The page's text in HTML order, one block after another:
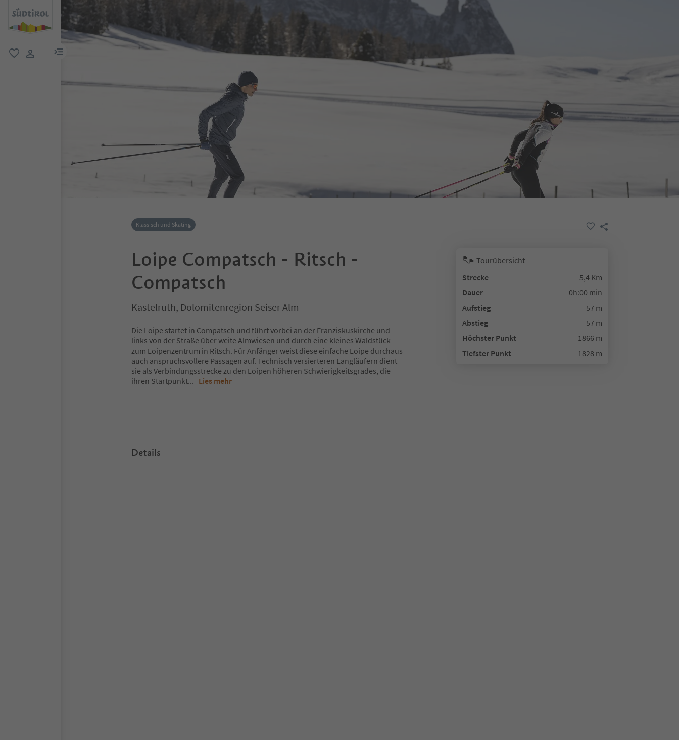
menu link
Klassisch und Skating
Loipe Compatsch - Ritsch -
Compatsch
Kastelruth, Dolomitenregion Seiser Alm
Die Loipe startet in Compatsch und führt vorbei an der Franziskuskirche und
links von der Straße über weite Almwiesen und durch eine kleines Waldstück
zum Loipenzentrum in Ritsch. Für Anfänger weist diese einfache Loipe durchaus
auch anspruchsvollere Passagen auf. Technisch versierteren Langläufern dient
sie als Verbindungsstrecke zu den Loipen höheren Schwierigkeitsgrades, die
ihren Startpunkt... Lies mehr
Tourübersicht
Strecke
5,4 Km
Dauer
0h:00 min
Aufstieg
57 m
Abstieg
57 m
Höchster Punkt
1866 m
Tiefster Punkt
1828 m
Details